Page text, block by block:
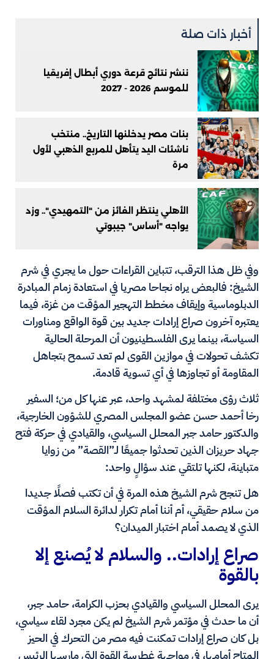
أخبار ذات صلة
ننشر نتائج قرعة دوري أبطال إفريقيا
للموسم 2026 - 2027
بنات مصر يدخلنها التاريخ.. منتخب
ناشئات اليد يتأهل للمربع الذهبي لأول
مرة
الأهلي ينتظر الفائز من "التمهيدي".. وزد
يواجه "أساس" جيبوتي
وفي ظل هذا الترقب، تتباين القراءات حول ما يجري في شرم
الشيخ: فالبعض يراه نجاحا مصريا في استعادة زمام المبادرة
الدبلوماسية وإيقاف مخطط التهجير المؤقت من غزة، فيما
يعتبره آخرون صراع إرادات جديد بين قوة الواقع ومناورات
السياسة، بينما يرى الفلسطينيون أن المرحلة الحالية
تكشف تحولات في موازين القوى لم تعد تسمح بتجاهل
المقاومة أو تجاوزها في أي تسوية قادمة.
ثلاث رؤى مختلفة لمشهد واحد، عبر عنها كل من؛ السفير
رخا أحمد حسن عضو المجلس المصري للشؤون الخارجية،
والدكتور حامد جبر المحلل السياسي، والقيادي في حركة فتح
جهاد حريزان الذين تحدثوا جميعًا لـ”القصة” من زوايا
متباينة، لكنها تلتقي عند سؤالٍ واحد:
هل تنجح شرم الشيخ هذه المرة في أن تكتب فصلًا جديدا
من سلام حقيقي، أم أننا أمام تكرار لدائرة السلام المؤقت
الذي لا يصمد أمام اختبار الميدان؟
صراع إرادات.. والسلام لا يُصنع إلا
بالقوة
يرى المحلل السياسي والقيادي بحزب الكرامة، حامد جبر،
أن ما حدث في مؤتمر شرم الشيخ لم يكن مجرد لقاء سياسي،
بل كان صراع إرادات تمكنت فيه مصر من التحرك في الحيز
المتاح أمامها، في مواجهة غطرسة القوة التي مارسها الرئيس